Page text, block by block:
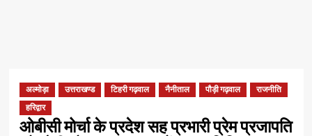
अल्मोड़ा उत्तराखण्ड टिहरी गढ़वाल नैनीताल पौड़ी गढ़वाल
राजनीति
हरिद्वार
ओबीसी मोर्चा के प्रदेश सह प्रभारी प्रेम प्रजापति